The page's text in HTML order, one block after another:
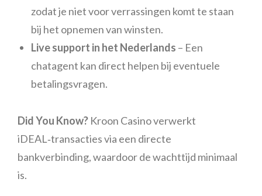
zodat je niet voor verrassingen komt te staan
bij het opnemen van winsten.
Live support in het Nederlands – Een
chatagent kan direct helpen bij eventuele
betalingsvragen.
Did You Know? Kroon Casino verwerkt
iDEAL‑transacties via een directe
bankverbinding, waardoor de wachttijd minimaal
is.